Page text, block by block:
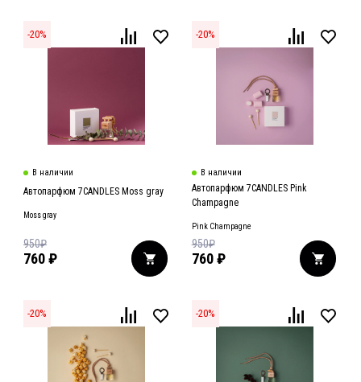
-20%
В наличии
Автопарфюм 7CANDLES Moss gray
Moss gray
760₽
950₽
-20%
В наличии
Автопарфюм 7CANDLES Pink
Champagne
Pink Champagne
760 ₽
950₽
-20% -20%